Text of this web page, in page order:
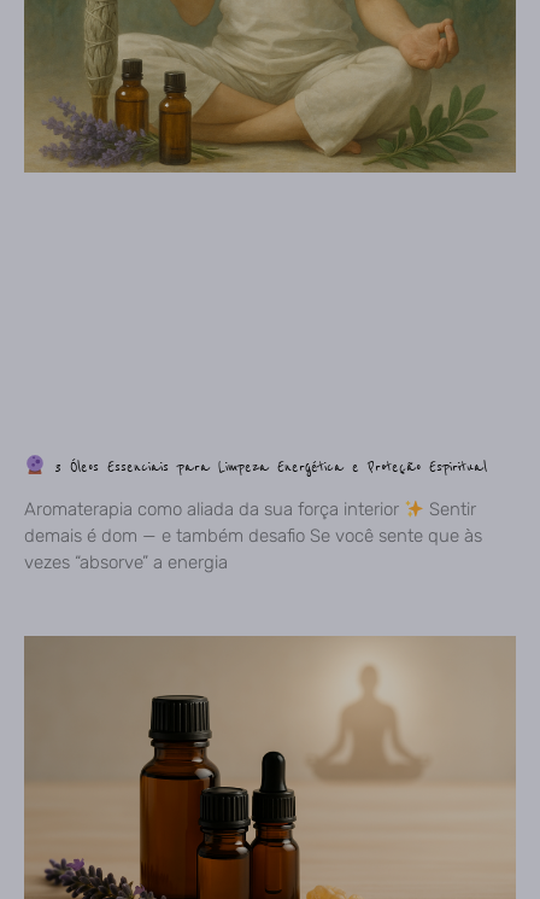
3 Óleos Essenciais para Limpeza Energética e Proteção Espiritual
Aromaterapia como aliada da sua força interior
Sentir
demais é dom — e também desafio Se você sente que às
vezes “absorve” a energia